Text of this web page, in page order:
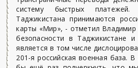
систему быстрых платежей.
Таджикистана принимаются
карты «Мир», - отметил Владимир
безопасности в Таджикистане
является в том числе
201-я российская военная база.